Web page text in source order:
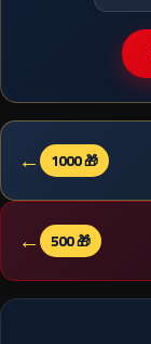
🎁 1000
←
🎁 500
←